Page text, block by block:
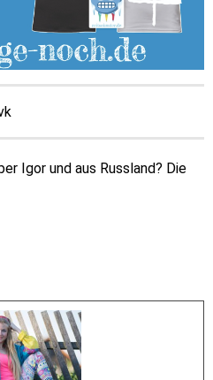
Igor und aus Russland? Die